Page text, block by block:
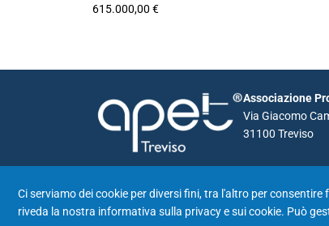
615.000,00 €
Associazione
Via Giacomo
31100 Treviso
Ci serviamo dei cookie per diversi fini, tra l'altro per
riveda la nostra informativa sulla privacy e sui cookie. Può